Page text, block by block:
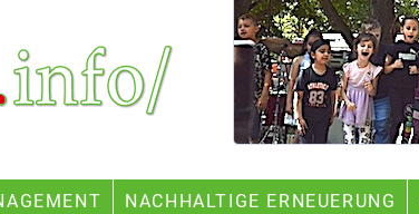
NACHHALTIGE ERNEUERUNG